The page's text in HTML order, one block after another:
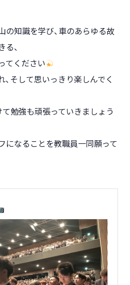
の知識を学び、車のあらゆる故
、
てください
そして思いっきり楽しんでく
勉強も頑張っていきましょう
になることを教職員一同願って